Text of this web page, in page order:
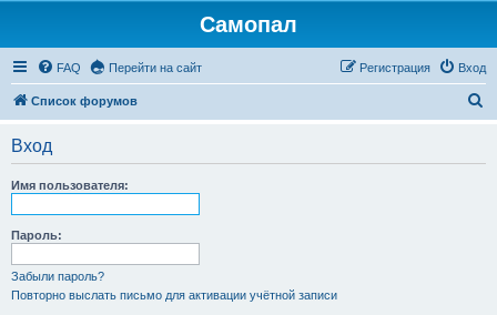
Самопал
FAQ Перейти на сайт Вход
Регистрация
Список форумов
Вход
Имя пользователя:
Пароль:
Забыли пароль?
Повторно выслать письмо для активации учётной записи